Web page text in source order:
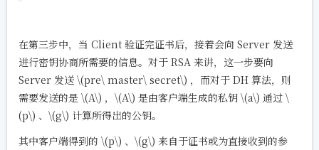
在第三步中，当 Client 验证完证书后，接着会向 Server 发送
进行密钥协商所需要的信息。对于 RSA 来讲，这一步要向
Server 发送 \(pre\ master\ secret\) ，而对于 DH 算法，则
需要发送的是 \(A\) ， \(A\) 是由客户端生成的私钥 \(a\) 通过 \
(p\) 、 \(g\) 计算所得出的公钥。
其中客户端得到的 \(p\) 、 \(g\) 来自于证书或为直接收到的参